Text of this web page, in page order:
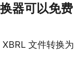
器可以免费
文件转换为